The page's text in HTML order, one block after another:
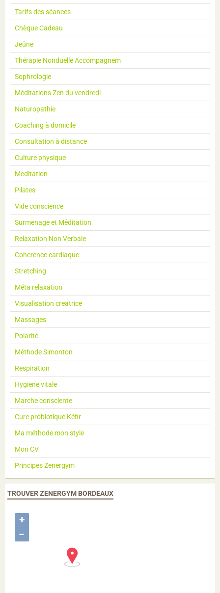
Tarifs des séances
Chèque Cadeau
Jeûne
Thérapie Nonduelle Accompagnem
Sophrologie
Méditations Zen du vendredi
Naturopathie
Coaching à domicile
Consultation à distance
Culture physique
Meditation
Pilates
Vide conscience
Surmenage et Méditation
Relaxation Non Verbale
Coherence cardiaque
Stretching
Méta relaxation
Visualisation creatrice
Massages
Polarité
Méthode Simonton
Respiration
Hygiene vitale
Marche consciente
Cure probiotique Kéfir
Ma méthode mon style
Mon CV
Principes Zenergym
TROUVER ZENERGYM BORDEAUX
+
−